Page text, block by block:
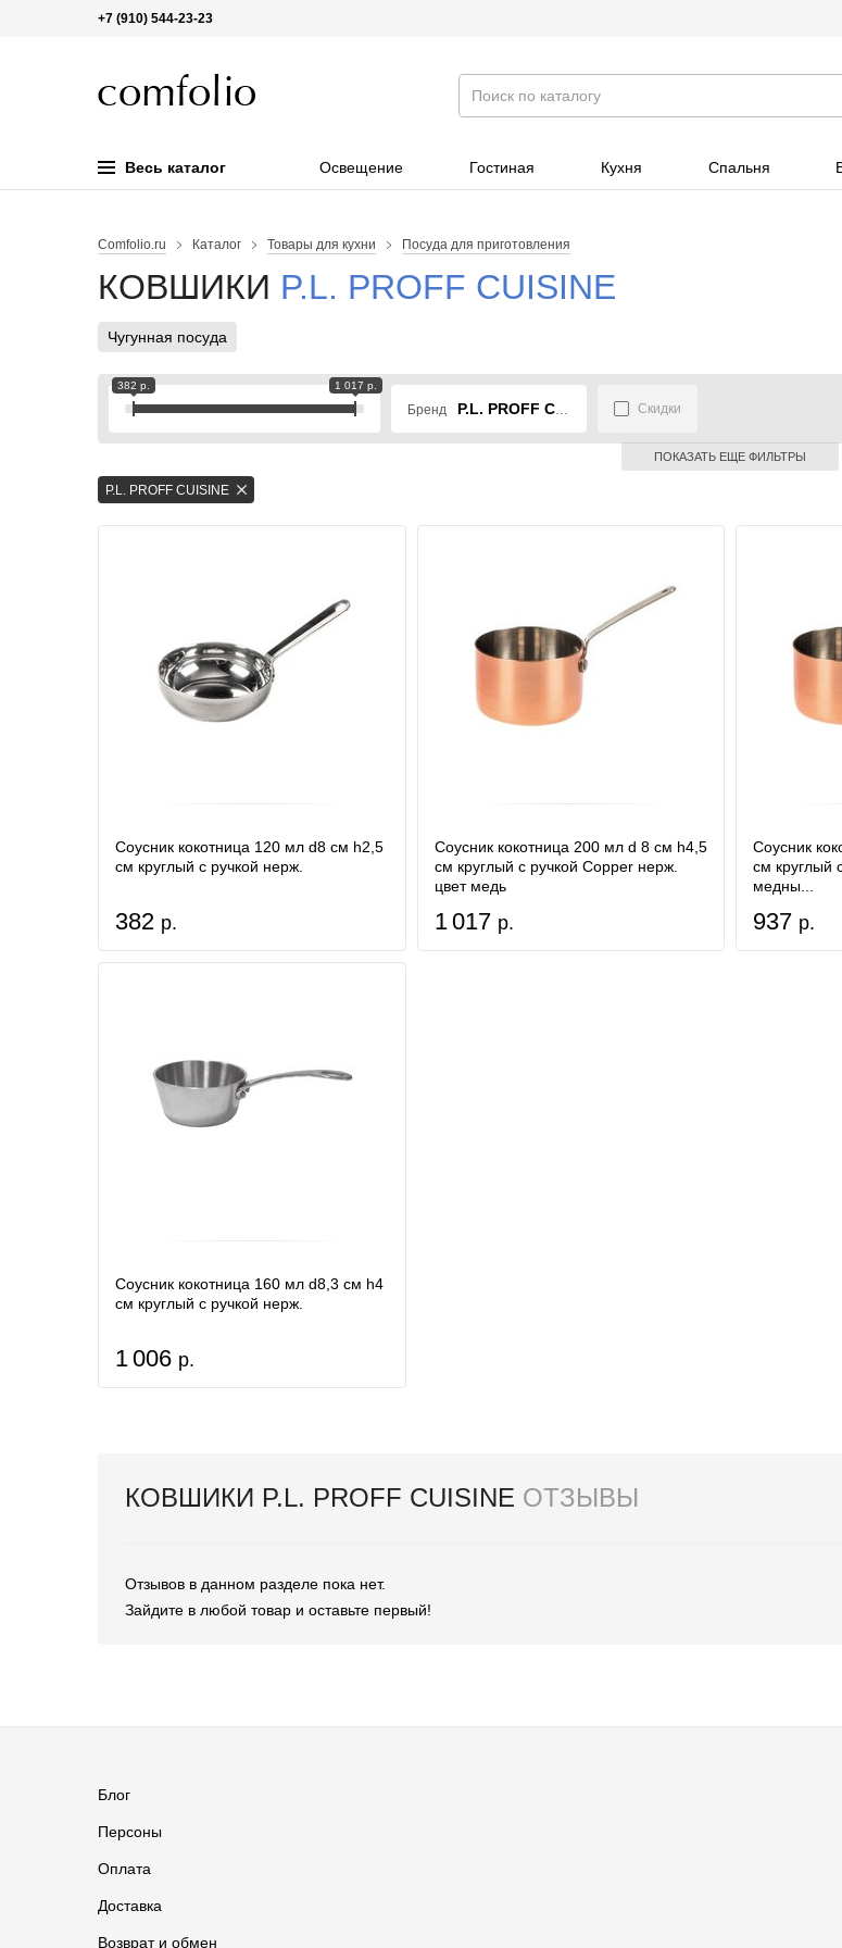
+7 (910) 544-23-23
Весь каталог Освещение Гостиная Кухня Спальня
Comfolio.ru Каталог Товары для кухни Посуда для приготовления
КОВШИКИ P.L. PROFF CUISINE
Чугунная посуда
382 р. 1 017 р.
Бренд P.L. PROFF CUISINE Скидки
ПОКАЗАТЬ ЕЩЕ ФИЛЬТРЫ
P.L. PROFF CUISINE
Соусник кокотница 120 мл d8 см h2,5
см круглый с ручкой нерж.
382 р.
Соусник кокотница 200 мл d 8 см h4,5
см круглый с ручкой Copper нерж.
цвет медь
1 017 р.
Соусник
см круглый
медны...
937 р.
Соусник кокотница 160 мл d8,3 см h4
см круглый с ручкой нерж.
1 006 р.
КОВШИКИ P.L. PROFF CUISINE ОТЗЫВЫ
Отзывов в данном разделе пока нет.
Зайдите в любой товар и оставьте первый!
Блог
Персоны
Оплата
Доставка
Возврат и обмен